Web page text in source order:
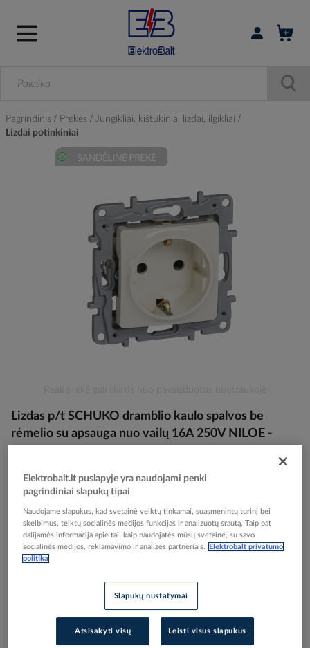
Prisijungti /
Pagrindinis Prekės
Jungikliai, kištukiniai lizdai, ilgikliai
Lizdai potinkiniai
the
beginning
of
images
Lizdas p/t SCHUKO dramblio kaulo spalvos be
rėmelio su apsauga nuo vailų 16A 250V NILOE -
Elektrobalt prekės kodas
EAN kodas
3414970684257
Gamintojo prekės kodas
764629
Elektrobalt.lt puslapyje yra naudojami penki
pagrindiniai slapukų tipai
Naudojame slapukus, kad svetainė veiktų tinkamai, suasmenintų turinį bei
skelbimus, teiktų socialinės medijos funkcijas ir analizuotų srautą. Taip pat
dalijamės informacija apie tai, kaip naudojatės mūsų svetaine, su savo
socialinės medijos, reklamavimo ir analizės partneriais.
Elektrobalt privatumo
politika
Slapukų nustatymai
Atsisakyti visų Leisti visus slapukus